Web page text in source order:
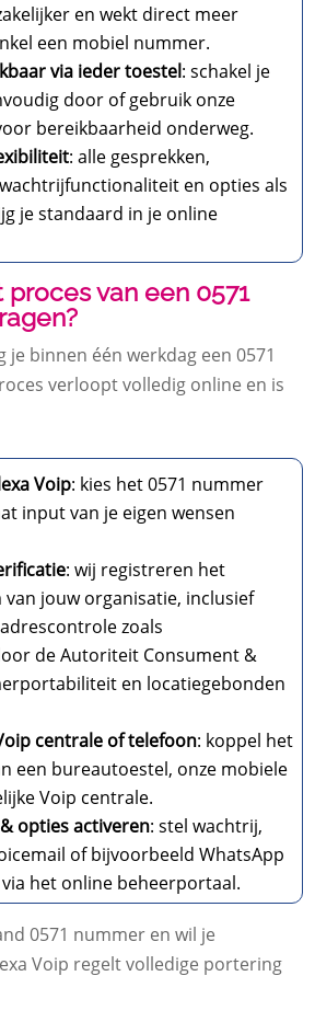
en wekt direct meer
een mobiel nummer.
via ieder toestel: schakel je
door of gebruik onze
bereikbaarheid onderweg.
: alle gesprekken,
en opties als
je standaard in je online
van een 0571
je binnen één werkdag een 0571
verloopt volledig online en is
Voip: kies het 0571 nummer
input van je eigen wensen
: wij registreren het
jouw organisatie, inclusief
zoals
de Autoriteit Consument &
en locatiegebonden
centrale of telefoon: koppel het
een bureautoestel, onze mobiele
Voip centrale.
opties activeren: stel wachtrij,
of bijvoorbeeld WhatsApp
het online beheerportaal.
0571 nummer en wil je
Voip regelt volledige portering